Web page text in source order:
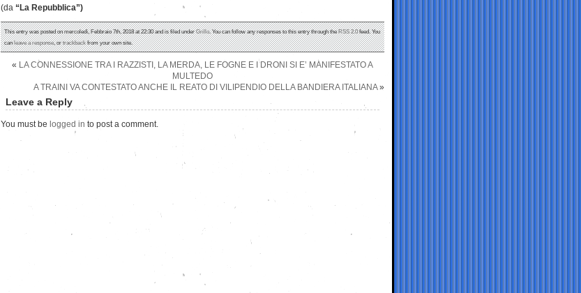
(da “La Repubblica”)
This entry was posted on mercoledì, Febbraio 7th, 2018 at 22:30 and is filed underGrillo. You can follow any responses to this entry through theRSS 2.0feed. You
canleave a response, ortrackbackfrom your own site.
« LA CONNESSIONE TRA I RAZZISTI, LA MERDA, LE FOGNE E I DRONI SI E’ MANIFESTATO A
MULTEDO
A TRAINI VA CONTESTATO ANCHE IL REATO DI VILIPENDIO DELLA BANDIERA ITALIANA»
Leave a Reply
You must be logged in to post a comment.